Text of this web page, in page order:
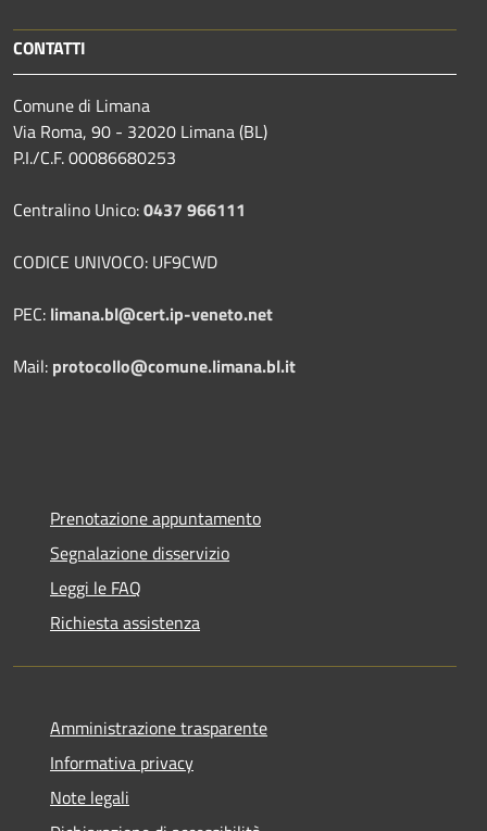
CONTATTI
Comune di Limana
Via Roma, 90 - 32020 Limana (BL)
P.I./C.F. 00086680253
Centralino Unico:0437 966111
CODICE UNIVOCO: UF9CWD
PEC: limana.bl@cert.ip-veneto.net
Mail: protocollo@comune.limana.bl.it
Prenotazione appuntamento
Segnalazione disservizio
Leggi le FAQ
Richiesta assistenza
Amministrazione trasparente
Informativa privacy
Note legali